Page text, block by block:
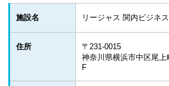
施設名 リージャス 関内ビジネ
住所
〒231-0015
神奈川県横浜市中区尾
F